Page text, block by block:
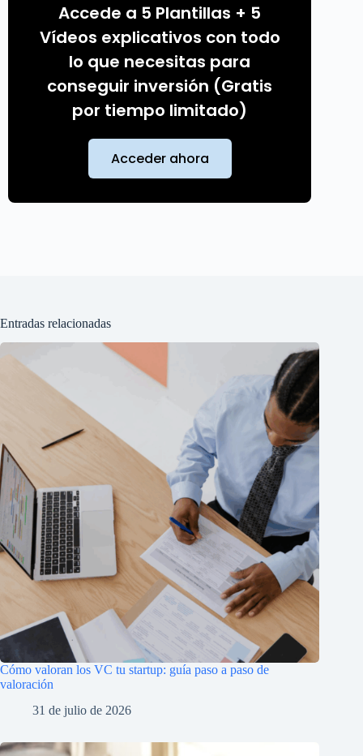
Accede a 5 Plantillas + 5
Vídeos explicativos con todo
lo que necesitas para
conseguir inversión (Gratis
por tiempo limitado)
Acceder ahora
Entradas relacionadas
Cómo valoran los VC tu startup: guía paso a paso de
valoración
31 de julio de 2026